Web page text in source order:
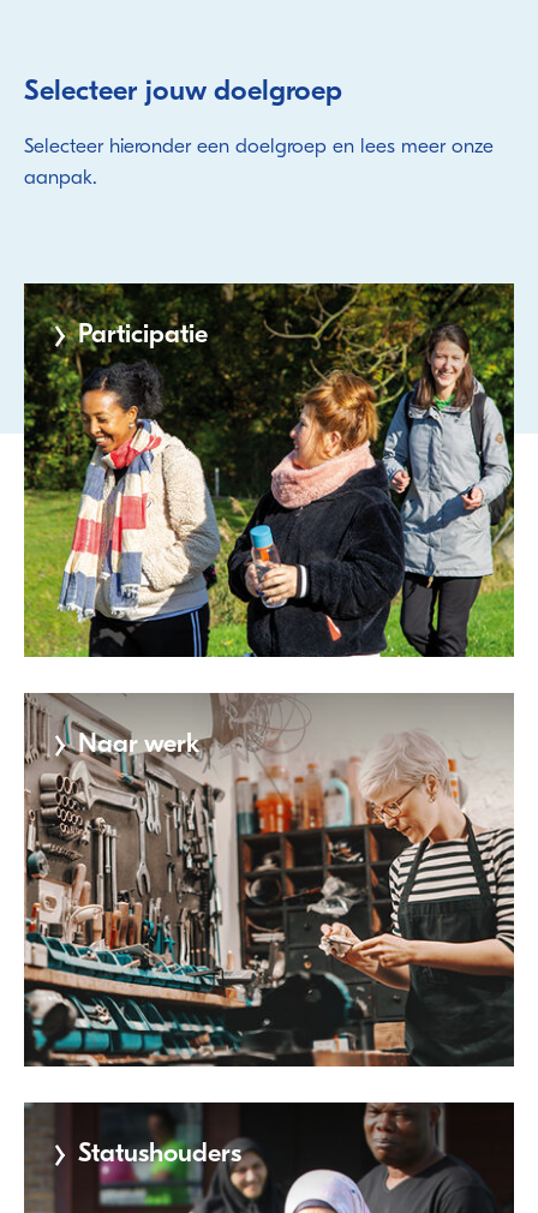
Selecteer jouw doelgroep
Selecteer hieronder een doelgroep en lees meer onze
aanpak.
Participatie
Meer
informatie
Naar werk
Statushouders